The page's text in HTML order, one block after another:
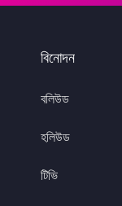
বিনোদন
বলিউড
হলিউড
টিভি